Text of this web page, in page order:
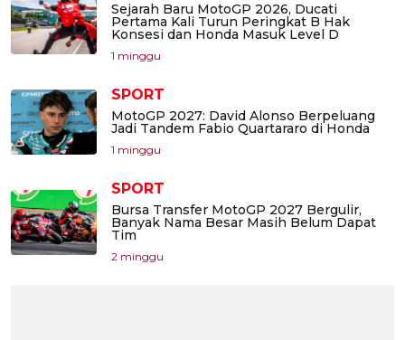
Sejarah Baru MotoGP 2026, Ducati
Pertama Kali Turun Peringkat B Hak
Konsesi dan Honda Masuk Level D
1 minggu
SPORT
MotoGP 2027: David Alonso Berpeluang
Jadi Tandem Fabio Quartararo di Honda
1 minggu
SPORT
Bursa Transfer MotoGP 2027 Bergulir,
Banyak Nama Besar Masih Belum Dapat
Tim
2 minggu